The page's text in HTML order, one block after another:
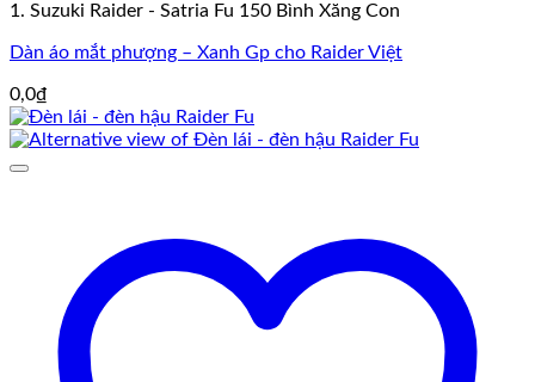
1. Suzuki Raider - Satria Fu 150 Bình Xăng Con
Dàn áo mắt phượng – Xanh Gp cho Raider Việt
0,0₫